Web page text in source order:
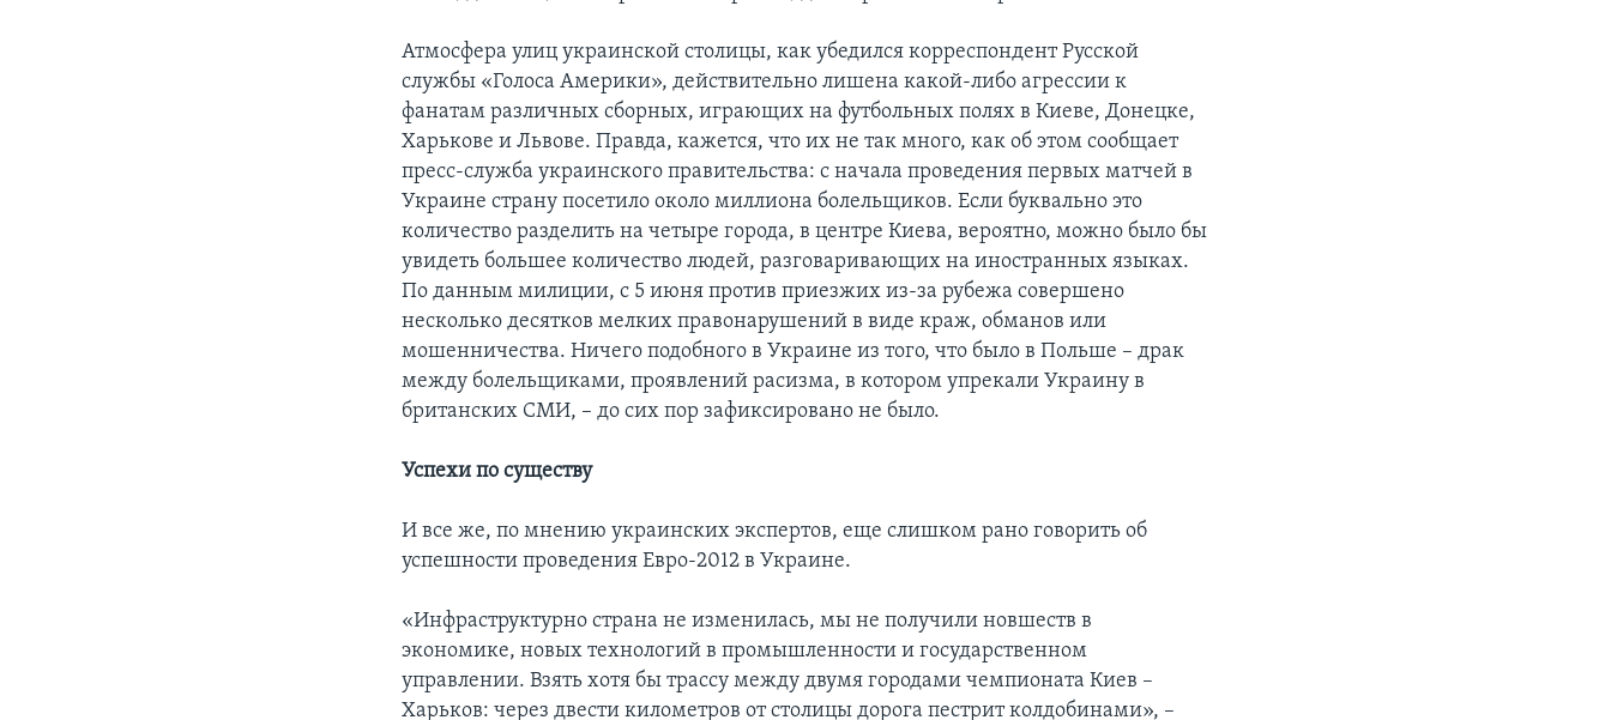
Атмосфера улиц украинской столицы, как убедился корреспондент Русской
службы «Голоса Америки», действительно лишена какой-либо агрессии к
фанатам различных сборных, играющих на футбольных полях в Киеве, Донецке,
Харькове и Львове. Правда, кажется, что их не так много, как об этом сообщает
пресс-служба украинского правительства: с начала проведения первых матчей в
Украине страну посетило около миллиона болельщиков. Если буквально это
количество разделить на четыре города, в центре Киева, вероятно, можно было бы
увидеть большее количество людей, разговаривающих на иностранных языках.
По данным милиции, с 5 июня против приезжих из-за рубежа совершено
несколько десятков мелких правонарушений в виде краж, обманов или
мошенничества. Ничего подобного в Украине из того, что было в Польше – драк
между болельщиками, проявлений расизма, в котором упрекали Украину в
британских СМИ, – до сих пор зафиксировано не было.
Успехи по существу
И все же, по мнению украинских экспертов, еще слишком рано говорить об
успешности проведения Евро-2012 в Украине.
«Инфраструктурно страна не изменилась, мы не получили новшеств в
экономике, новых технологий в промышленности и государственном
управлении. Взять хотя бы трассу между двумя городами чемпионата Киев –
Харьков: через двести километров от столицы дорога пестрит колдобинами», –